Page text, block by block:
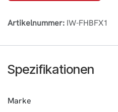
Artikelnummer: IW-FHBFX1
Spezifikationen
Marke